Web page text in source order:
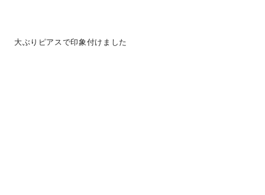
大ぶりピアスで印象付けました